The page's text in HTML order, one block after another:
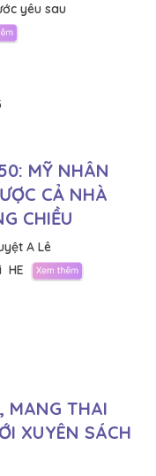
yêu sau
MỸ NHÂN
CẢ NHÀ
CHIỀU
A Lê
HE
MANG THAI
XUYÊN SÁCH